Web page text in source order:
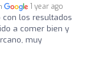
1 year ago
con los resultados
a comer bien y
muy